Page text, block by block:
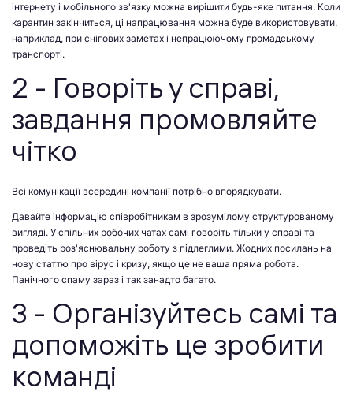
інтернету і мобільного зв'язку можна вирішити будь-яке питання. Коли
карантин закінчиться, ці напрацювання можна буде використовувати,
наприклад, при снігових заметах і непрацюючому громадському
транспорті.
2 - Говоріть у справі,
завдання промовляйте
чітко
Всі комунікації всередині компанії потрібно впорядкувати.
Давайте інформацію співробітникам в зрозумілому структурованому
вигляді. У спільних робочих чатах самі говоріть тільки у справі та
проведіть роз'яснювальну роботу з підлеглими. Жодних посилань на
нову статтю про вірус і кризу, якщо це не ваша пряма робота.
Панічного спаму зараз і так занадто багато.
3 - Організуйтесь самі та
допоможіть це зробити
команді